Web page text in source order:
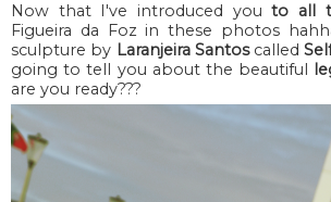
Now that I've introduced you to all
Figueira da Foz in these photos
sculpture by Laranjeira Santoscalled
going to tell you about the beautiful
are you ready???